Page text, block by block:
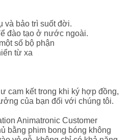
và bảo trì suốt đời.
đào tạo ở nước ngoài.
số bộ phận
từ xa
cam kết trong khi ký hợp đồng,
của bạn đối với chúng tôi.
Animatronic Customer
bằng phim bong bóng không